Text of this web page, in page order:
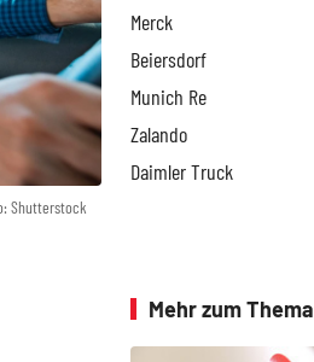
Shutterstock
Merck
Beiersdorf
Munich Re
Zalando
Daimler Truck
Mehr zum Thema